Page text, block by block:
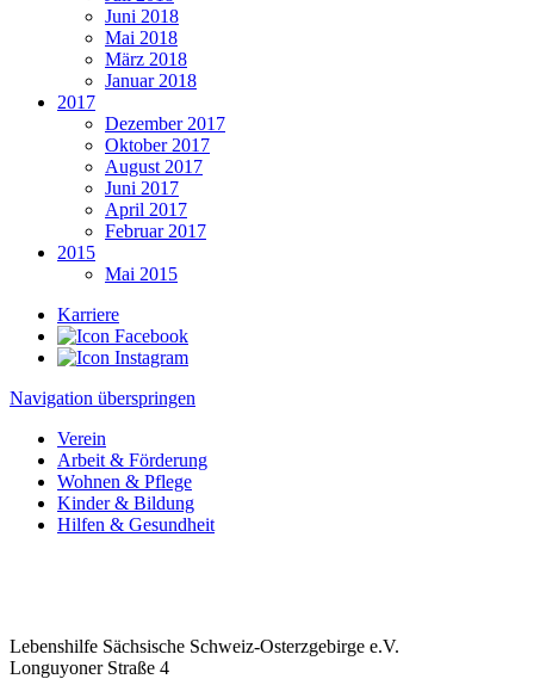
Juni 2018
Mai 2018
März 2018
Januar 2018
2017
Dezember 2017
Oktober 2017
August 2017
Juni 2017
April 2017
Februar 2017
2015
Mai 2015
Karriere
Navigation überspringen
Verein
Arbeit & Förderung
Wohnen & Pflege
Kinder & Bildung
Hilfen & Gesundheit
Lebenshilfe Sächsische Schweiz-Osterzgebirge e.V.
Longuyoner Straße 4